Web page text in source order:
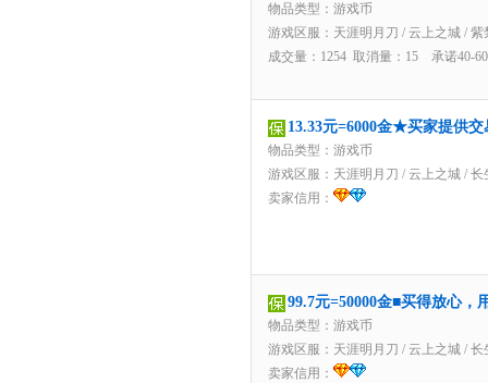
物品类型：游戏币
游戏区服： 天涯明月刀 / 云上之城 / 紫
成交量：1254 取消量：15 承诺40-
13.33元=6000金★买家提供
物品类型：游戏币
游戏区服： 天涯明月刀 / 云上之城 / 长
卖家信用：
99.7元=50000金■买得放心，
物品类型：游戏币
游戏区服： 天涯明月刀 / 云上之城 / 长
卖家信用：